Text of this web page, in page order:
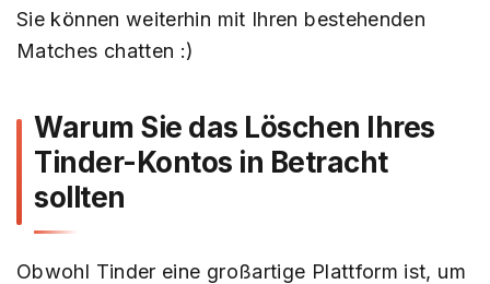
Sie können weiterhin mit Ihren bestehenden
Matches chatten :)
Warum Sie das Löschen Ihres
Tinder-Kontos in Betracht
sollten
Obwohl Tinder eine großartige Plattform ist, um